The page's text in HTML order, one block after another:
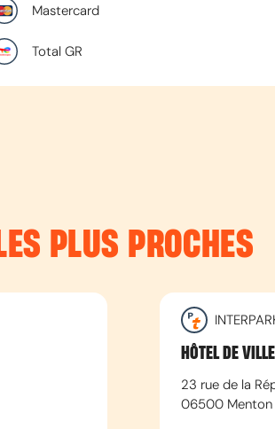
Mastercard
Total GR
PLUS PROCHES
HÔTEL DE VILLE
23 rue de la
06500 Menton